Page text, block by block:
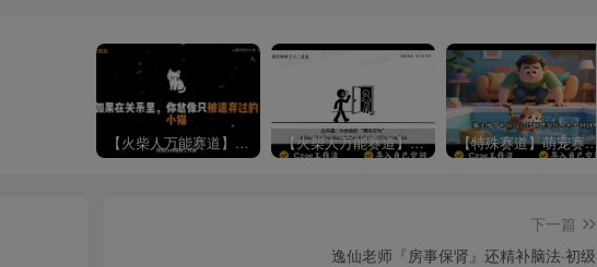
【火柴人万能赛道】火柴人心理学插画讲解视频丨扣子工作流智能体搭建coze工作流 【火柴人万能赛道】火柴人心理学智能文案视频丨扣子工作流智能体搭建coze工作流 【特殊赛道】萌宠赛道宠物知识科普讲解丨扣子工作流智能体搭建coze工作流
下一篇
逸仙老师『房事保肾』还精补脑法·初级